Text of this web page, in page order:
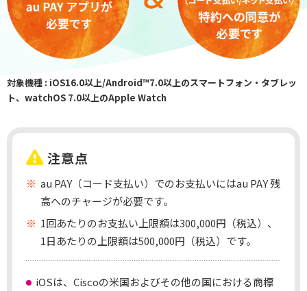
対象機種 : iOS16.0以上/Android™7.0以上のスマートフォン・タブレッ
ト、watchOS 7.0以上のApple Watch
注意点
au PAY（コード支払い）でのお支払いにはau PAY 残
高へのチャージが必要です。
1回あたりのお支払い上限額は300,000円（税込）、
1日あたりの上限額は500,000円（税込）です。
iOSは、Ciscoの米国およびその他の国における商標